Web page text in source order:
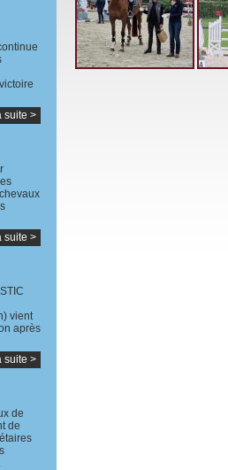
suite >
suite >
vient
après
suite >
de
de